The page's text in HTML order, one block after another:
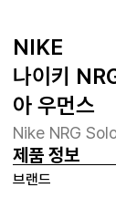
NIKE
나이키
아 우먼스
Nike NRG
제품 정보
브랜드